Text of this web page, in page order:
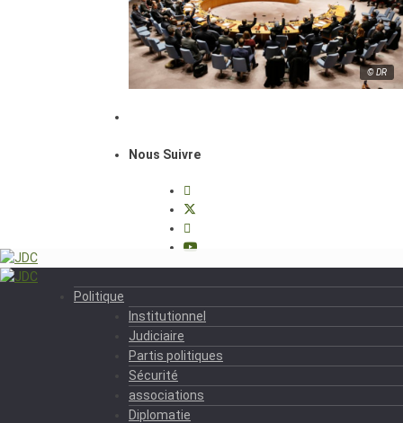
© DR
Nous Suivre
Politique
Institutionnel
Judiciaire
Partis politiques
Sécurité
associations
Diplomatie